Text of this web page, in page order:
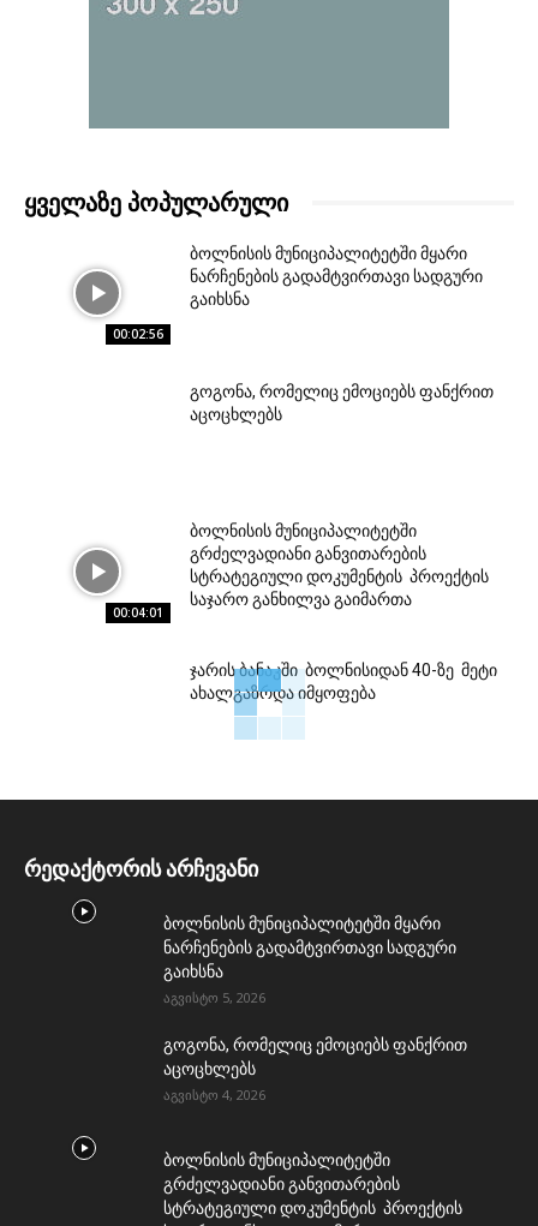
ᲧᲕᲔᲚᲐᲖᲔ ᲞᲝᲞᲣᲚᲐᲠᲣᲚᲘ
00:02:56
ბოლნისის მუნიციპალიტეტში მყარი
ნარჩენების გადამტვირთავი სადგური
გაიხსნა
გოგონა, რომელიც ემოციებს ფანქრით
აცოცხლებს
00:04:01
ბოლნისის მუნიციპალიტეტში
გრძელვადიანი განვითარების
სტრატეგიული დოკუმენტის პროექტის
საჯარო განხილვა გაიმართა
ჯარის ბანაკში ბოლნისიდან 40-ზე მეტი
ახალგაზრდა იმყოფება
რედაქტორის არჩევანი
ბოლნისის მუნიციპალიტეტში მყარი
ნარჩენების გადამტვირთავი სადგური
გაიხსნა
აგვისტო 5, 2026
გოგონა, რომელიც ემოციებს ფანქრით
აცოცხლებს
აგვისტო 4, 2026
ბოლნისის მუნიციპალიტეტში
გრძელვადიანი განვითარების
სტრატეგიული დოკუმენტის პროექტის